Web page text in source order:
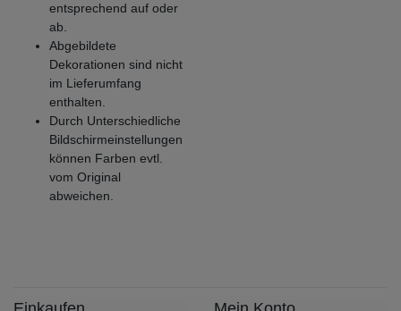
entsprechend auf oder
ab.
Abgebildete
Dekorationen sind nicht
im Lieferumfang
enthalten.
Durch Unterschiedliche
Bildschirmeinstellungen
können Farben evtl.
vom Original
abweichen.